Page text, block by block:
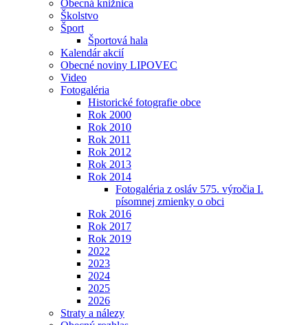
Obecná knižnica
Školstvo
Šport
Športová hala
Kalendár akcií
Obecné noviny LIPOVEC
Video
Fotogaléria
Historické fotografie obce
Rok 2000
Rok 2010
Rok 2011
Rok 2012
Rok 2013
Rok 2014
Fotogaléria z osláv 575. výročia I.
písomnej zmienky o obci
Rok 2016
Rok 2017
Rok 2019
2022
2023
2024
2025
2026
Straty a nálezy